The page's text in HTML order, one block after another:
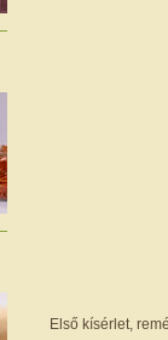
Első kísérlet,